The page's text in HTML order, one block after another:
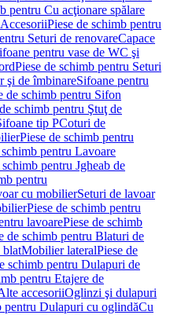
pentru Cu acţionare spălare
AccesoriiPiese de schimb pentru
Seturi de renovareCapace
pentru vase de WC şi
Piese de schimb pentru Seturi
şi de îmbinareSifoane pentru
de schimb pentru Sifon
schimb pentru Ştuţ de
tip PCoturi de
Piese de schimb pentru
schimb pentru Lavoare
schimb pentru Jgheab de
pentru
cu mobilierSeturi de lavoar
Piese de schimb pentru
lavoarePiese de schimb
de schimb pentru Blaturi de
blatMobilier lateralPiese de
schimb pentru Dulapuri de
pentru Etajere de
accesoriiOglinzi şi dulapuri
pentru Dulapuri cu oglindăCu